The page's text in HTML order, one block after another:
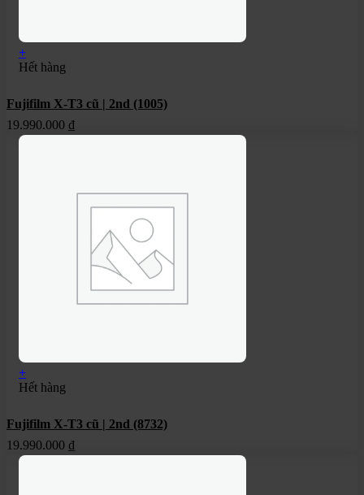
+
Hết hàng
Fujifilm X-T3 cũ | 2nd (1005)
19.990.000 ₫
+
Hết hàng
Fujifilm X-T3 cũ | 2nd (8732)
19.990.000 ₫